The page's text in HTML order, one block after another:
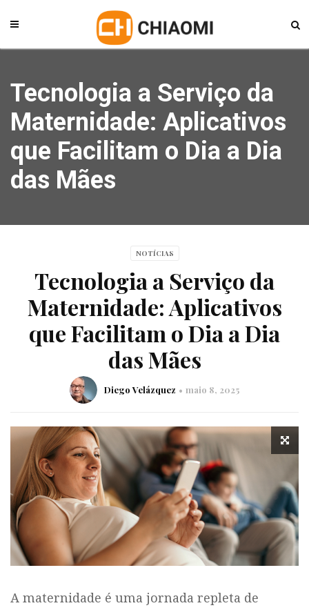
Tecnologia a Serviço da
Maternidade: Aplicativos
que Facilitam o Dia a Dia
das Mães
NOTÍCIAS
Tecnologia a Serviço da
Maternidade: Aplicativos
que Facilitam o Dia a Dia
das Mães
Diego Velázquez maio 8, 2025
A maternidade é uma jornada repleta de